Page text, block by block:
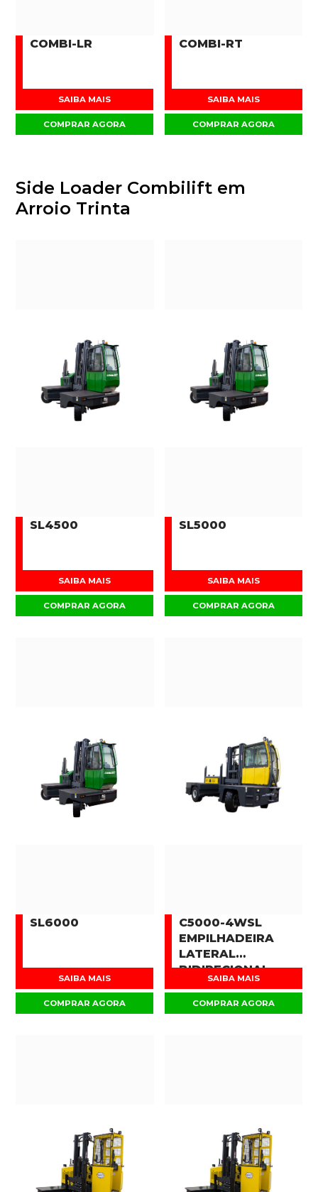
COMBI-LR
SAIBA MAIS
COMPRAR AGORA
COMBI-RT
SAIBA MAIS
COMPRAR AGORA
Side Loader Combilift em
Arroio Trinta
SL4500
SAIBA MAIS
COMPRAR AGORA
SL5000
SAIBA MAIS
COMPRAR AGORA
SL6000
SAIBA MAIS
COMPRAR AGORA
C5000-4WSL
EMPILHADEIRA
LATERAL
BIDIRECIONAL
SAIBA MAIS
COMPRAR AGORA